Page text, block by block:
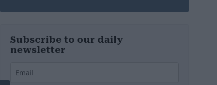
Subscribe to our daily
newsletter